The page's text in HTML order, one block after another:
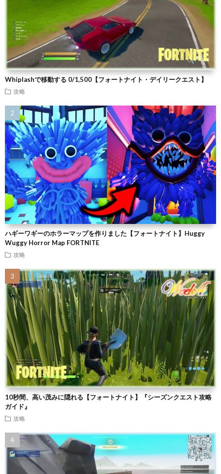
Whiplashで移動する 0/1,500【フォートナイト・デイリークエスト】
攻略
ハギーワギーのホラーマップを作りました【フォートナイト】Huggy
Wuggy Horror Map FORTNITE
攻略
10秒間、高い茂みに隠れる【フォートナイト】『シーズンクエスト攻略
ガイド』
攻略